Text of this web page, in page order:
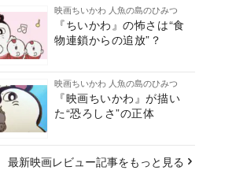
映画ちいかわ 人魚の島のひみつ
『ちいかわ』の怖さは“食
物連鎖からの追放”？
映画ちいかわ 人魚の島のひみつ
『映画ちいかわ』が描い
た“恐ろしさ”の正体
最新映画レビュー記事をもっと見る